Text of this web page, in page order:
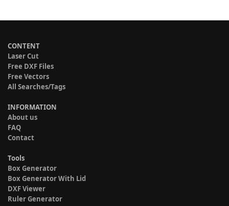
CONTENT
Laser Cut
Free DXF Files
Free Vectors
All Searches/Tags
INFORMATION
About us
FAQ
Contact
Tools
Box Generator
Box Generator With Lid
DXF Viewer
Ruler Generator